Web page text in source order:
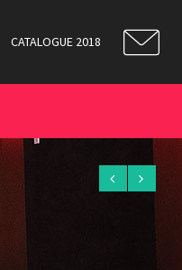
CATALOGUE 2018